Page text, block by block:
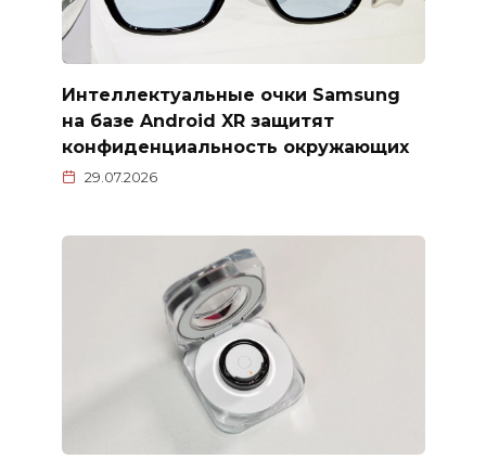
Интеллектуальные очки Samsung
на базе Android XR защитят
конфиденциальность окружающих
29.07.2026